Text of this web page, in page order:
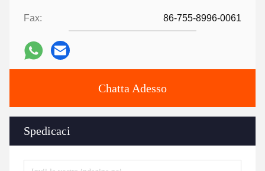
Fax: 86-755-8996-0061
Chatta Adesso
Spedicaci